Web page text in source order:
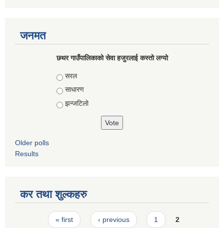
जनमत
छथर गाउँपालिकाको सेवा हजुरलाई कस्तो लग्यो
Choices
सरल
साधारण
झन्जटिलो
Older polls
Results
कर तथा शुल्कहरु
Pages« first ‹ previous 1 2